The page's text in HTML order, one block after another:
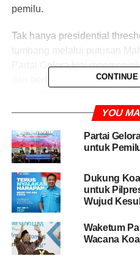
pemilu.
Tak hanya presidential
tumbang melalui putusan
Partai Gelora kini
dan berbagai ambang batas
Ketua Umum Partai Gelora,
bahwa demokrasi Indonesia
setara bagi seluruh kekuatan
melalui berbagai syarat
“Memperjuangkan
threshold, baik untuk pusat
sebagaimana threshold untuk
tegas Anis Matt dengan nada
Bimtek II Partai Gelora di
YOU
Partai
untuk
Dukung
untuk
Wujud
Waketum
Wacana